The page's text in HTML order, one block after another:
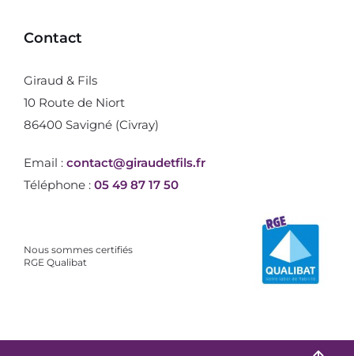
Contact
Giraud & Fils
10 Route de Niort
86400 Savigné (Civray)
Email : contact@giraudetfils.fr
Téléphone : 05 49 87 17 50
Nous sommes certifiés
RGE Qualibat